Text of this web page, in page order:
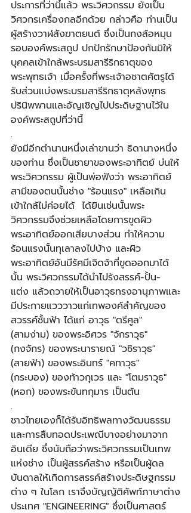
ประการที่ว่านี้แล้ว พระวิศวกรรม ยังเป็น
วิศวกรเครื่องกลอีกด้วย กล่าวคือ ท่านเป็น
ผู้สร้างวาฬสังฆาตยนต์ ซึ่งเป็นกงล้อหมุน
รอบองค์พระสถูป ปกปักรักษาป้องกันมิให้
บุคคลเข้าใกล้พระบรมสารีริกธาตุของ
พระพุทธเจ้า เมื่อครั้งที่พระเจ้าอชาตศัตรูได้
รับส่วนแบ่งพระบรมสารีริกธาตุหลังพุทธ
ปรินิพพานและอัญเชิญไปประดิษฐานไว้ใน
องค์พระสถูปที่ว่านี้​
.​
ยังมีอีกตำนานหนึ่งเล่าขานว่า ธิดานางหนึ่ง
ของท่าน ซึ่งเป็นชายาของพระอาทิตย์ บ่นให้
พระวิศวกรรม ผู้เป็นพ่อฟังว่า พระอาทิตย์
สามีของตนนั้นช่าง "ร้อนแรง" เหลือเกิน
เข้าใกล้ไม่ค่อยได้  ได้ยินเช่นนั้นพระ
วิศวกรรมจึงช่วยเหลือโดยการขูดผิว
พระอาทิตย์ออกเสียบางส่วน ทำให้ความ
ร้อนแรงนั้นทุเลาลงไปบ้าง และผิว
พระอาทิตย์อันมีรัศมีเจิดจ้าที่ขูดออกมาได้
นั้น พระวิศวกรรมได้นำไปรังสรรค์-ปั้น-
แต่ง แล้วถวายให้เป็นอาวุธทรงอานุภาพและ
มีประกายแวววาวแก่เทพองค์สำคัญของ
สวรรค์ชั้นฟ้า ได้แก่ อาวุธ "ตรีศูล"
(สามง่าม) ของพระอิศวร "จักราวุธ"
(กงจักร) ของพระนารายณ์ "วชิราวุธ"
(สายฟ้า) ของพระอินทร์ "คทาวุธ"
(กระบอง) ของท้าวกุเวร และ "โตมราวุธ"
(หอก) ของพระขันทกุมาร เป็นต้น​
.​
ชาวไทยเองก็ได้รับอิทธิพลทางวัฒนธรรม
และการสืบทอดประเพณีบางอย่างมาจาก
อินเดีย ซึ่งนับถือว่าพระวิศวกรรมเป็นเทพ
แห่งช่าง เป็นผู้สรรค์สร้าง หรือเป็นผู้ดล
บันดาลให้เกิดการสรรค์สร้างประดิษฐกรรม
ต่าง ๆ ในโลก เราจึงบัญญัติศัพท์ภาษาต่าง
ประเทศ "ENGINEERING" ซึ่งเป็นศาสตร์